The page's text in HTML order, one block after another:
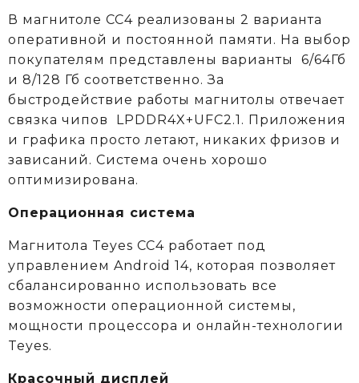
В магнитоле CC4 реализованы 2 варианта
оперативной и постоянной памяти. На выбор
покупателям представлены варианты 6/64Гб
и 8/128 Гб соответственно. За
быстродействие работы магнитолы отвечает
связка чипов LPDDR4X+UFC2.1. Приложения
и графика просто летают, никаких фризов и
зависаний. Система очень хорошо
оптимизирована.
Операционная система
Магнитола Teyes CC4 работает под
управлением Android 14, которая позволяет
сбалансированно использовать все
возможности операционной системы,
мощности процессора и онлайн-технологии
Teyes.
Красочный дисплей